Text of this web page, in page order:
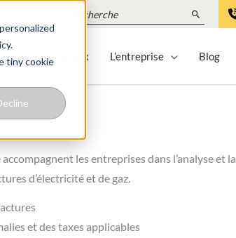
tiny cookie
Search
for:
Vos experts locaux L’entreprise Blog
les entreprises dans l’analyse et la
d’électricité et de gaz.
et des taxes applicables